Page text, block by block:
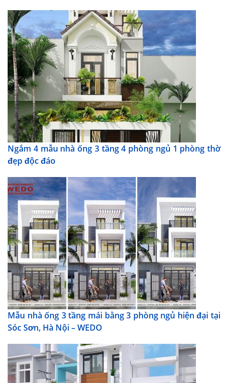
Ngắm 4 mẫu nhà ống 3 tầng 4 phòng ngủ 1 phòng thờ
đẹp độc đáo
Mẫu nhà ống 3 tầng mái bằng 3 phòng ngủ hiện đại tại
Sóc Sơn, Hà Nội – WEDO